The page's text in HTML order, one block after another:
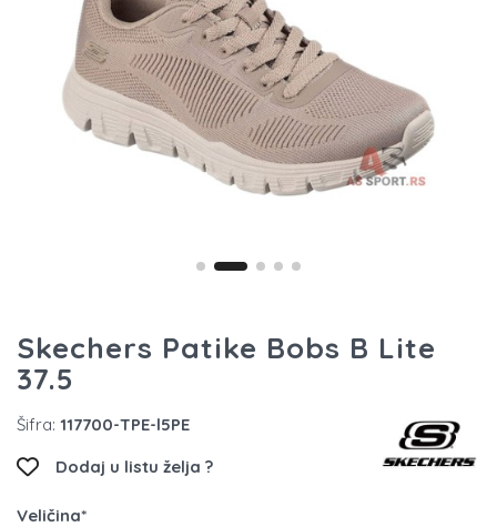
Skechers Patike Bobs B Lite
37.5
Šifra: 117700-TPE-l5PE
Dodaj u listu želja ?
Veličina*